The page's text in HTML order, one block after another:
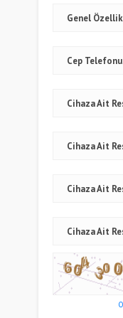
Genel
Cep Telefonu
Cihaza Ait
Cihaza Ait
Cihaza Ait
Cihaza Ait